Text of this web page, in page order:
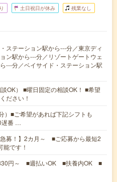
土日祝日が休み 残業なし
ステーション駅から---分／東京ディ
ン駅から---分／リゾートゲートウェ
---分／ベイサイド・ステーション駅
OK） ■曜日固定の相談OK！ ■希望
ださい！
）■ご希望があれば下記シフトも
遅番 …
急募！】2カ月～ ■ご応募から最短2
能です！
円～ ■週払いOK ■扶養内OK ■